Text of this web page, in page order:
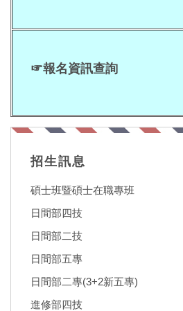
☞報名資訊查詢
招生訊息
碩士班暨碩士在職專班
日間部四技
日間部二技
日間部五專
日間部二專(3+2新五專)
進修部四技